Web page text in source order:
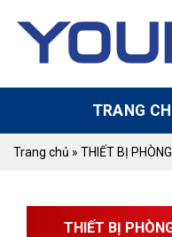
TRANG
Trang chủ » THIẾT BỊ
THIẾT BỊ